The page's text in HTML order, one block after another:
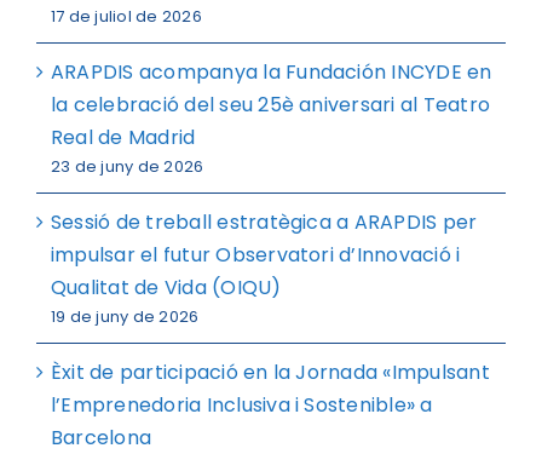
17 de juliol de 2026
ARAPDIS acompanya la Fundación INCYDE en
la celebració del seu 25è aniversari al Teatro
Real de Madrid
23 de juny de 2026
Sessió de treball estratègica a ARAPDIS per
impulsar el futur Observatori d’Innovació i
Qualitat de Vida (OIQU)
19 de juny de 2026
Èxit de participació en la Jornada «Impulsant
l’Emprenedoria Inclusiva i Sostenible» a
Barcelona